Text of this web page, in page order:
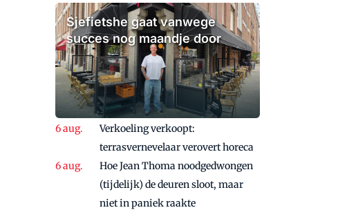
Sjefietshe gaat vanwege
succes nog maandje door
Verkoeling verkoopt:
terrasvernevelaar verovert horeca
Hoe Jean Thoma noodgedwongen
(tijdelijk) de deuren sloot, maar
niet in paniek raakte